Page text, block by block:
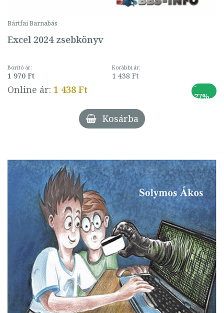
Bártfai Barnabás
Excel 2024 zsebkönyv
Borító ár:
1 970 Ft
Korábbi ár:
1 438 Ft
Online ár: 1 438 Ft
-
27%
Kosárba